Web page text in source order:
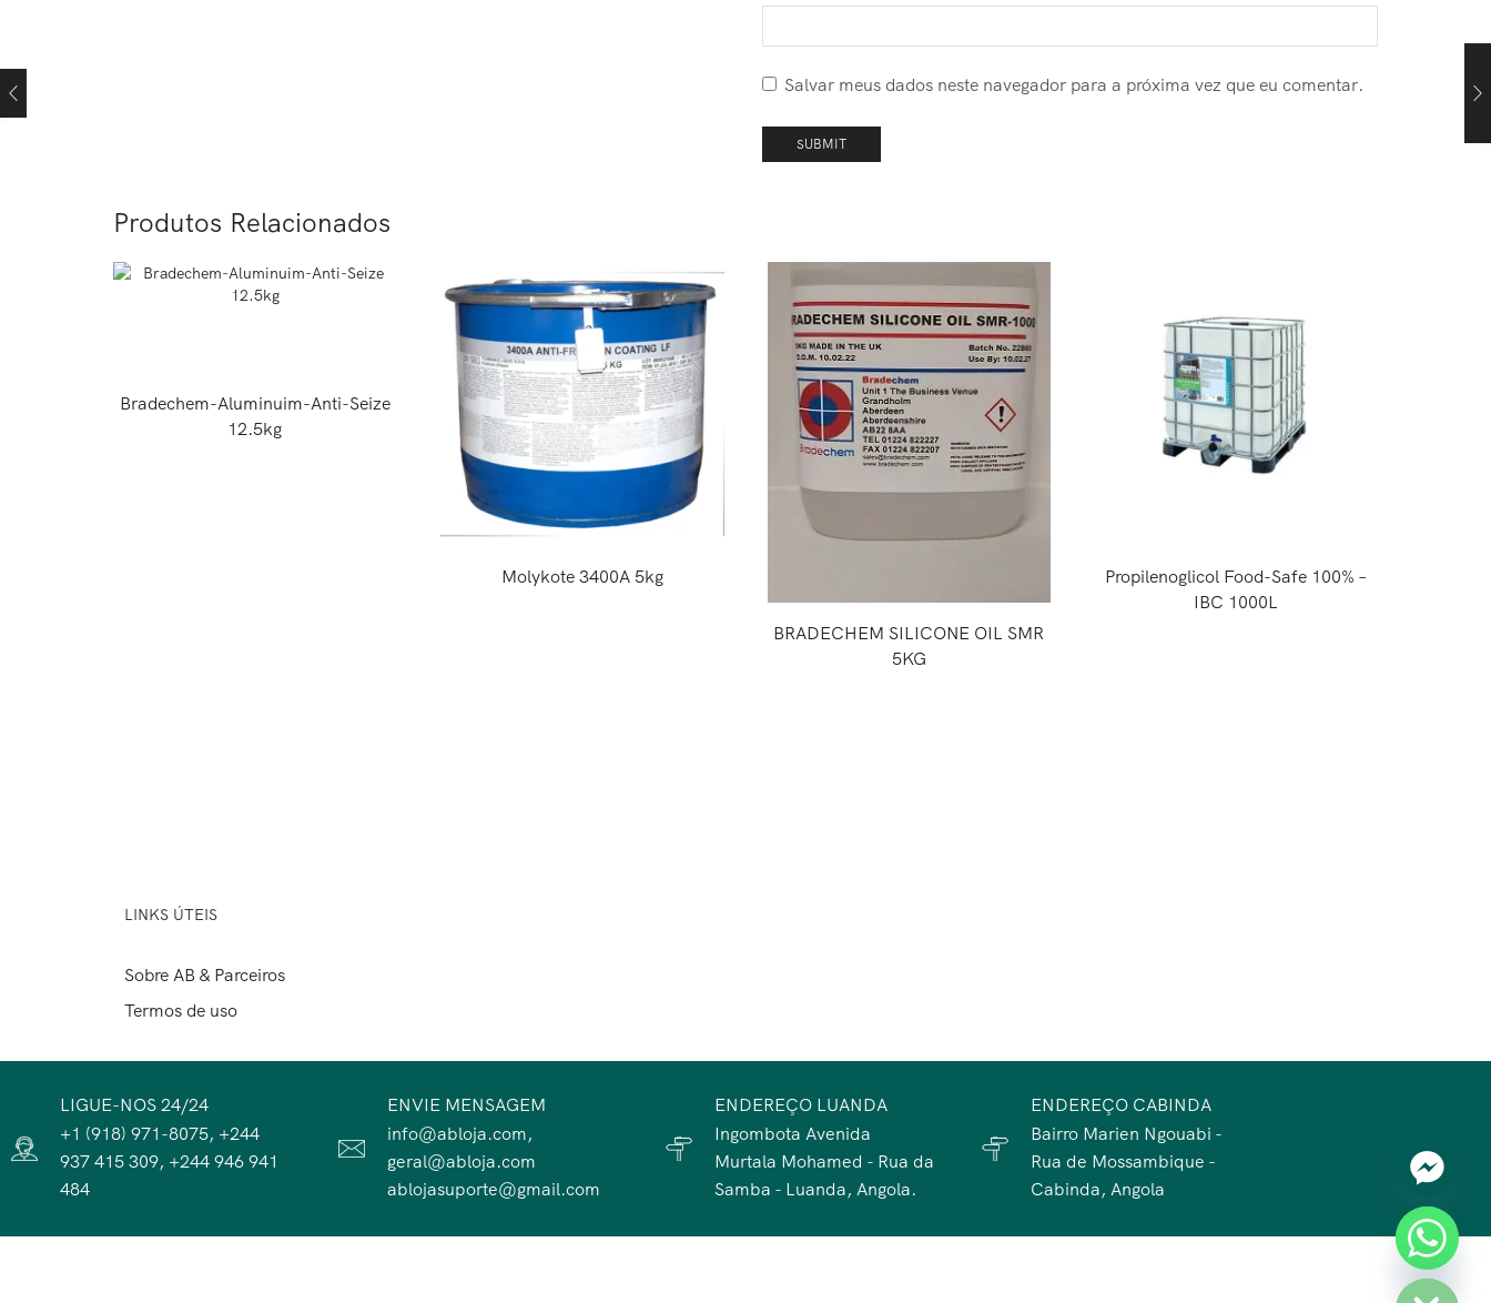
Salvar meus dados neste navegador para a próxima vez que eu comentar.
Produtos Relacionados
Bradechem-Aluminuim-Anti-Seize
12.5kg
Molykote 3400A 5kg
BRADECHEM SILICONE OIL SMR
5KG
Propilenoglicol Food-Safe 100% –
IBC 1000L
LINKS ÚTEIS
Sobre AB & Parceiros
Termos de uso
LIGUE-NOS 24/24
+1 (918) 971-8075, +244
937 415 309, +244 946 941
484
ENVIE MENSAGEM
info@abloja.com,
geral@abloja.com
ablojasuporte@gmail.com
ENDEREÇO LUANDA
Ingombota Avenida
Murtala Mohamed - Rua da
Samba - Luanda, Angola.
ENDEREÇO CABINDA
Bairro Marien Ngouabi -
Rua de Mossambique -
Cabinda, Angola
Hide
chaty